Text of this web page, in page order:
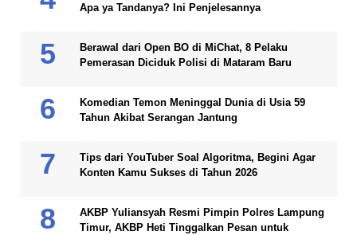
Apa ya Tandanya? Ini Penjelesannya
Berawal dari Open BO di MiChat, 8 Pelaku
Pemerasan Diciduk Polisi di Mataram Baru
Komedian Temon Meninggal Dunia di Usia 59
Tahun Akibat Serangan Jantung
Tips dari YouTuber Soal Algoritma, Begini Agar
Konten Kamu Sukses di Tahun 2026
AKBP Yuliansyah Resmi Pimpin Polres Lampung
Timur, AKBP Heti Tinggalkan Pesan untuk